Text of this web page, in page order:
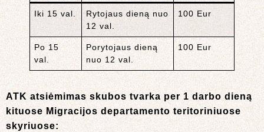
Iki 15 val.
Rytojaus dieną nuo
12 val.
100 Eur
Po 15
val.
Porytojaus dieną
nuo 12 val.
100 Eur
ATK atsiėmimas skubos tvarka per 1 darbo dieną
kituose Migracijos departamento teritoriniuose
skyriuose: